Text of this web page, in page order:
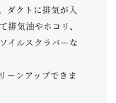
ダクトに排気が入
排気油やホコリ、
イルスクラバーな
ーンアップできま